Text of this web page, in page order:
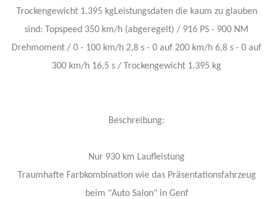
Trockengewicht 1.395 kgLeistungsdaten die kaum zu glauben
sind: Topspeed 350 km/h (abgeregelt) / 916 PS - 900 NM
Drehmoment / 0 - 100 km/h 2,8 s - 0 auf 200 km/h 6,8 s - 0 auf
300 km/h 16,5 s / Trockengewicht 1.395 kg
Beschreibung:
Nur 930 km Laufleistung
Traumhafte Farbkombination wie das Präsentationsfahrzeug
beim "Auto Salon" in Genf